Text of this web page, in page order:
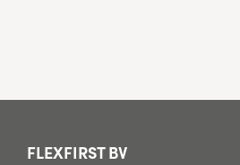
FLEXFIRST BV